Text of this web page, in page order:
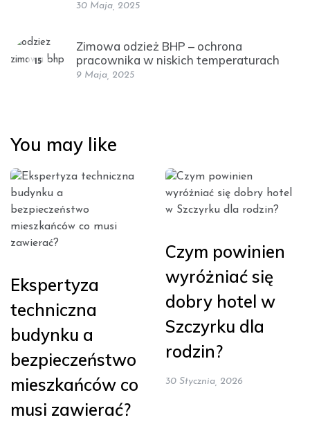
30 Maja, 2025
15
Zimowa odzież BHP – ochrona
pracownika w niskich temperaturach
9 Maja, 2025
You may like
Ekspertyza
techniczna
budynku a
bezpieczeństwo
mieszkańców co
musi zawierać?
Czym powinien
wyróżniać się
dobry hotel w
Szczyrku dla
rodzin?
30 Stycznia, 2026